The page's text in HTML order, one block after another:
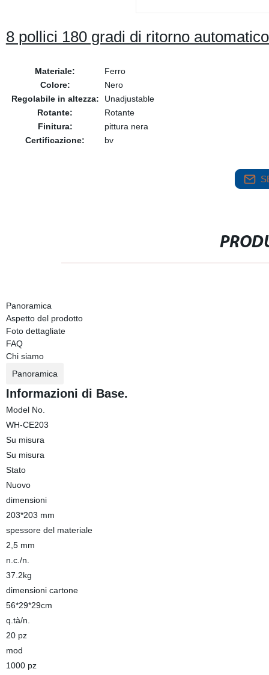
8 pollici 180 gradi di ritorno
Materiale:
Ferro
Colore:
Nero
Regolabile in altezza:
Unadjustable
Rotante:
Rotante
Finitura:
pittura nera
Certificazione:
bv
Panoramica
Aspetto del prodotto
Foto dettagliate
FAQ
Chi siamo
Panoramica
Informazioni di Base.
Model No.
WH-CE203
Su misura
Su misura
Stato
Nuovo
dimensioni
203*203 mm
spessore del materiale
2,5 mm
n.c./n.
37.2kg
dimensioni cartone
56*29*29cm
q.tà/n.
20 pz
mod
1000 pz